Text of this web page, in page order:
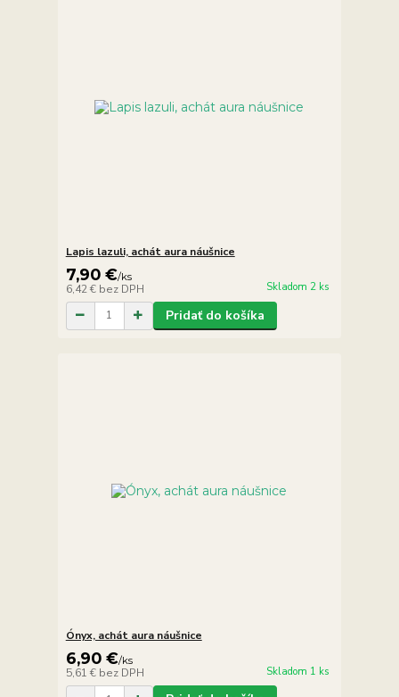
Lapis lazuli, achát aura náušnice
7,90 €/ks
6,42 € bez DPH Skladom 2 ks
Pridať do košíka
Ónyx, achát aura náušnice
6,90 €/ks
5,61 € bez DPH Skladom 1 ks